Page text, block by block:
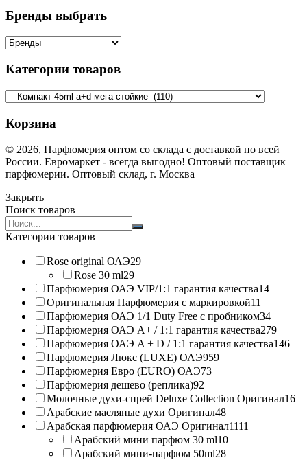
Бренды выбрать
Категории товаров
Корзина
© 2026, Парфюмерия оптом со склада с доставкой по всей
России. Евромаркет - всегда выгодно! Оптовый поставщик
парфюмерии. Оптовый склад, г. Москва
Закрыть
Поиск товаров
Search
products:
Категории товаров
Rose original ОАЭ29
Rose 30 ml29
Парфюмерия ОАЭ VIP/1:1 гарантия качества14
Оригинальная Парфюмерия с маркировкой11
Парфюмерия ОАЭ 1/1 Duty Free с пробником34
Парфюмерия ОАЭ A+ / 1:1 гарантия качества279
Парфюмерия ОАЭ A + D / 1:1 гарантия качества146
Парфюмерия Люкс (LUXE) ОАЭ959
Парфюмерия Евро (EURO) ОАЭ73
Парфюмерия дешево (реплика)92
Молочные духи-спрей Deluxe Collection Оригинал16
Арабские масляные духи Оригинал48
Арабская парфюмерия ОАЭ Оригинал1111
Арабский мини парфюм 30 ml10
Арабский мини-парфюм 50ml28